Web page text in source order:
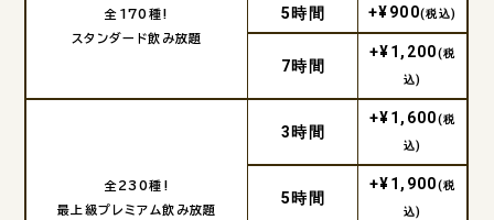
全170種!
スタンダード飲み放題
5時間 +¥900(税込)
7時間
+¥1,200(税
込)
全230種!
最上級プレミアム飲み放題
3時間
+¥1,600(税
込)
5時間
+¥1,900(税
込)